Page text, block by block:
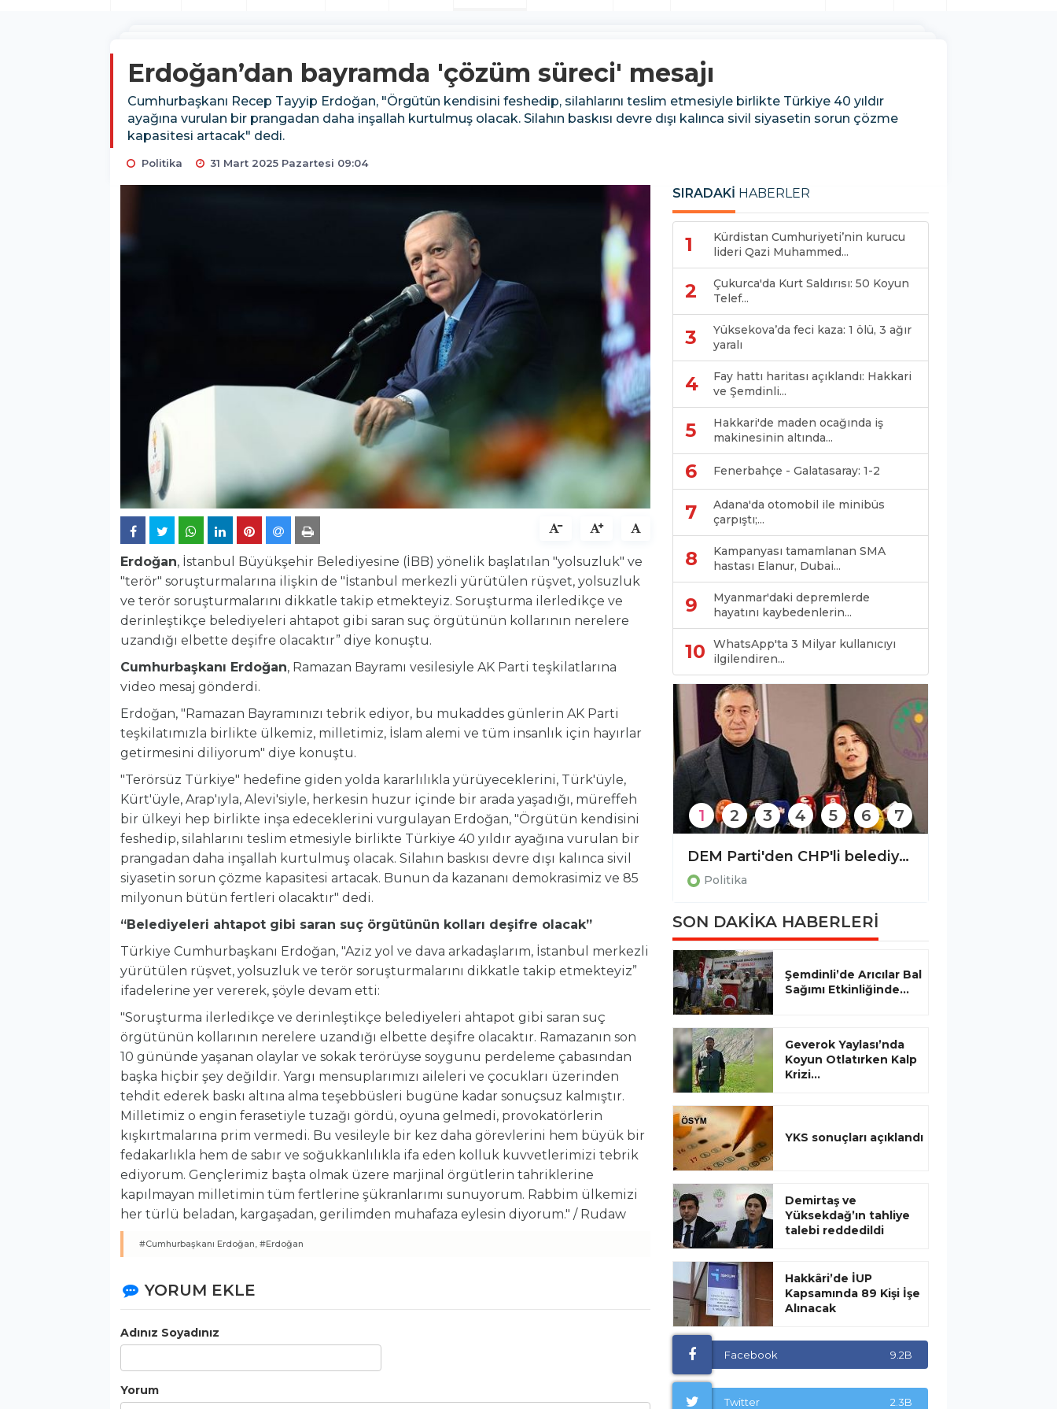
Erdoğan’dan bayramda 'çözüm süreci' mesajı
Cumhurbaşkanı Recep Tayyip Erdoğan, "Örgütün kendisini feshedip, silahlarını teslim etmesiyle birlikte Türkiye 40 yıldır
ayağına vurulan bir prangadan daha inşallah kurtulmuş olacak. Silahın baskısı devre dışı kalınca sivil siyasetin sorun çözme
kapasitesi artacak" dedi.
Politika 31 Mart 2025 Pazartesi 09:04
Erdoğan, İstanbul Büyükşehir Belediyesine (İBB) yönelik başlatılan "yolsuzluk" ve
"terör" soruşturmalarına ilişkin de "İstanbul merkezli yürütülen rüşvet, yolsuzluk
ve terör soruşturmalarını dikkatle takip etmekteyiz. Soruşturma ilerledikçe ve
derinleştikçe belediyeleri ahtapot gibi saran suç örgütünün kollarının nerelere
uzandığı elbette deşifre olacaktır” diye konuştu.
Cumhurbaşkanı Erdoğan, Ramazan Bayramı vesilesiyle AK Parti teşkilatlarına
video mesaj gönderdi.
Erdoğan, "Ramazan Bayramınızı tebrik ediyor, bu mukaddes günlerin AK Parti
teşkilatımızla birlikte ülkemiz, milletimiz, İslam alemi ve tüm insanlık için hayırlar
getirmesini diliyorum" diye konuştu.
"Terörsüz Türkiye" hedefine giden yolda kararlılıkla yürüyeceklerini, Türk'üyle,
Kürt'üyle, Arap'ıyla, Alevi'siyle, herkesin huzur içinde bir arada yaşadığı, müreffeh
bir ülkeyi hep birlikte inşa edeceklerini vurgulayan Erdoğan, "Örgütün kendisini
feshedip, silahlarını teslim etmesiyle birlikte Türkiye 40 yıldır ayağına vurulan bir
prangadan daha inşallah kurtulmuş olacak. Silahın baskısı devre dışı kalınca sivil
siyasetin sorun çözme kapasitesi artacak. Bunun da kazananı demokrasimiz ve 85
milyonun bütün fertleri olacaktır" dedi.
“Belediyeleri ahtapot gibi saran suç örgütünün kolları deşifre olacak”
Türkiye Cumhurbaşkanı Erdoğan, "Aziz yol ve dava arkadaşlarım, İstanbul merkezli
yürütülen rüşvet, yolsuzluk ve terör soruşturmalarını dikkatle takip etmekteyiz”
ifadelerine yer vererek, şöyle devam etti:
"Soruşturma ilerledikçe ve derinleştikçe belediyeleri ahtapot gibi saran suç
örgütünün kollarının nerelere uzandığı elbette deşifre olacaktır. Ramazanın son
10 gününde yaşanan olaylar ve sokak terörüyse soygunu perdeleme çabasından
başka hiçbir şey değildir. Yargı mensuplarımızı aileleri ve çocukları üzerinden
tehdit ederek baskı altına alma teşebbüsleri bugüne kadar sonuçsuz kalmıştır.
Milletimiz o engin ferasetiyle tuzağı gördü, oyuna gelmedi, provokatörlerin
kışkırtmalarına prim vermedi. Bu vesileyle bir kez daha görevlerini hem büyük bir
fedakarlıkla hem de sabır ve soğukkanlılıkla ifa eden kolluk kuvvetlerimizi tebrik
ediyorum. Gençlerimiz başta olmak üzere marjinal örgütlerin tahriklerine
kapılmayan milletimin tüm fertlerine şükranlarımı sunuyorum. Rabbim ülkemizi
her türlü beladan, kargaşadan, gerilimden muhafaza eylesin diyorum." / Rudaw
#Cumhurbaşkanı Erdoğan, #Erdoğan
YORUM EKLE
Adınız Soyadınız
Yorum
SIRADAKİ HABERLER
1
Kürdistan Cumhuriyeti’nin kurucu
lideri Qazi Muhammed...
2
Çukurca'da Kurt Saldırısı: 50 Koyun
Telef...
3
Yüksekova’da feci kaza: 1 ölü, 3 ağır
yaralı
4
Fay hattı haritası açıklandı: Hakkari
ve Şemdinli...
5
Hakkari'de maden ocağında iş
makinesinin altında...
6 Fenerbahçe - Galatasaray: 1-2
7
Adana'da otomobil ile minibüs
çarpıştı;...
8
Kampanyası tamamlanan SMA
hastası Elanur, Dubai...
9
Myanmar'daki depremlerde
hayatını kaybedenlerin...
10
WhatsApp'ta 3 Milyar kullanıcıyı
ilgilendiren...
Politika
DEM Parti'den CHP'li belediyelere yönelik operasyona tepki
Politika
1 2 3 4 5 6 7
SON DAKİKA HABERLERİ
Şemdinli’de Arıcılar Bal
Sağımı Etkinliğinde...
Geverok Yaylası’nda
Koyun Otlatırken Kalp
Krizi...
YKS sonuçları açıklandı
Demirtaş ve
Yüksekdağ’ın tahliye
talebi reddedildi
Hakkâri’de İUP
Kapsamında 89 Kişi İşe
Alınacak
Facebook 9.2B
Twitter 2.3B